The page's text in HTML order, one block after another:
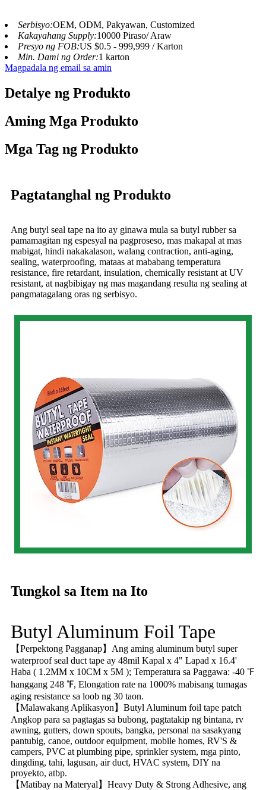
Serbisyo:OEM, ODM, Pakyawan, Customized
Kakayahang Supply:10000 Piraso/ Araw
Presyo ng FOB:US $0.5 - 999,999 / Karton
Min. Dami ng Order:1 karton
Magpadala ng email sa amin
Detalye ng Produkto
Aming Mga Produkto
Mga Tag ng Produkto
Pagtatanghal ng Produkto
Ang butyl seal tape na ito ay ginawa mula sa butyl rubber sa
pamamagitan ng espesyal na pagproseso, mas makapal at mas
mabigat, hindi nakakalason, walang contraction, anti-aging,
sealing, waterproofing, mataas at mababang temperatura
resistance, fire retardant, insulation, chemically resistant at UV
resistant, at nagbibigay ng mas magandang resulta ng sealing at
pangmatagalang oras ng serbisyo.
Tungkol sa Item na Ito
Butyl Aluminum Foil Tape
【Perpektong Pagganap】Ang aming aluminum butyl super
waterproof seal duct tape ay 48mil Kapal x 4" Lapad x 16.4'
Haba ( 1.2MM x 10CM x 5M ); Temperatura sa Paggawa: -40 ℉
hanggang 248 ℉, Elongation rate na 1000% mabisang tumagas
aging resistance sa loob ng 30 taon.
【Malawakang Aplikasyon】Butyl Aluminum foil tape patch
Angkop para sa pagtagas sa bubong, pagtatakip ng bintana, rv
awning, gutters, down spouts, bangka, personal na sasakyang
pantubig, canoe, outdoor equipment, mobile homes, RV'S &
campers, PVC at plumbing pipe, sprinkler system, mga pinto,
dingding, tahi, lagusan, air duct, HVAC system, DIY na
proyekto, atbp.
【Matibay na Materyal】Heavy Duty & Strong Adhesive, ang